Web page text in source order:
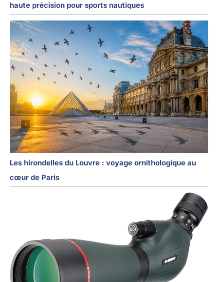
haute précision pour sports nautiques
Les hirondelles du Louvre : voyage ornithologique au
cœur de Paris